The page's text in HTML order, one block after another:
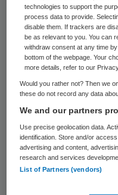
Rijksinstituut
Milieu (RIVM).
de piek van het
meldingen.
Gemeten over de
zijn er tot nu toe,
gemiddelde van
procent meer
Mensen die
technologies to support the
process data to provide.
disable them. If trackers are
be as relevant to you. You can
withdraw consent at any time
bottom of the webpage. Your
more details, refer to our
Would you rather not? Then we
these do not record any data
We and our partners
Use precise geolocation data.
identification. Store and/or
advertising and content,
research and services
List of Partners (vendors)